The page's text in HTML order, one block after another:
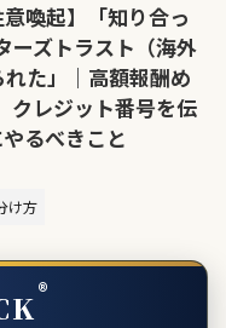
意喚起】「知り合っ
ーズトラスト（海外
た」｜高額報酬め
クレジット番号を伝
るべきこと
け方
®